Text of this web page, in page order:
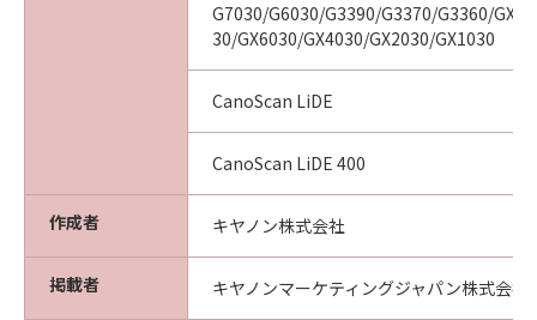
G7030/G6030/G3390/G3370/G3360/
30/GX6030/GX4030/GX2030/GX1030
CanoScan LiDE
CanoScan LiDE 400
作成者 キヤノン株式会社
掲載者 キヤノンマーケティングジャパン株式会社